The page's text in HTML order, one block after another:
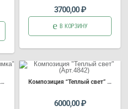
3700,00₽
В КОРЗИНУ
Композиция “Теплый свет” (Арт.4842)
6000,00₽